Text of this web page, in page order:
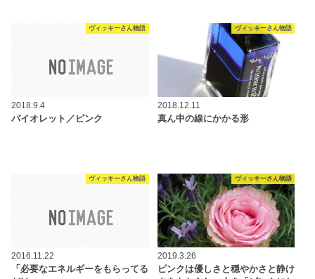
ヴィッキーさん物語
2018.9.4
バイオレット／ピンク
ヴィッキーさん物語
2018.12.11
真ん中の線にかかる形
ヴィッキーさん物語
2016.11.22
「必要なエネルギーをもらってる
ヴィッキーさん物語
2019.3.26
ピンクは優しさと穏やかさと静け